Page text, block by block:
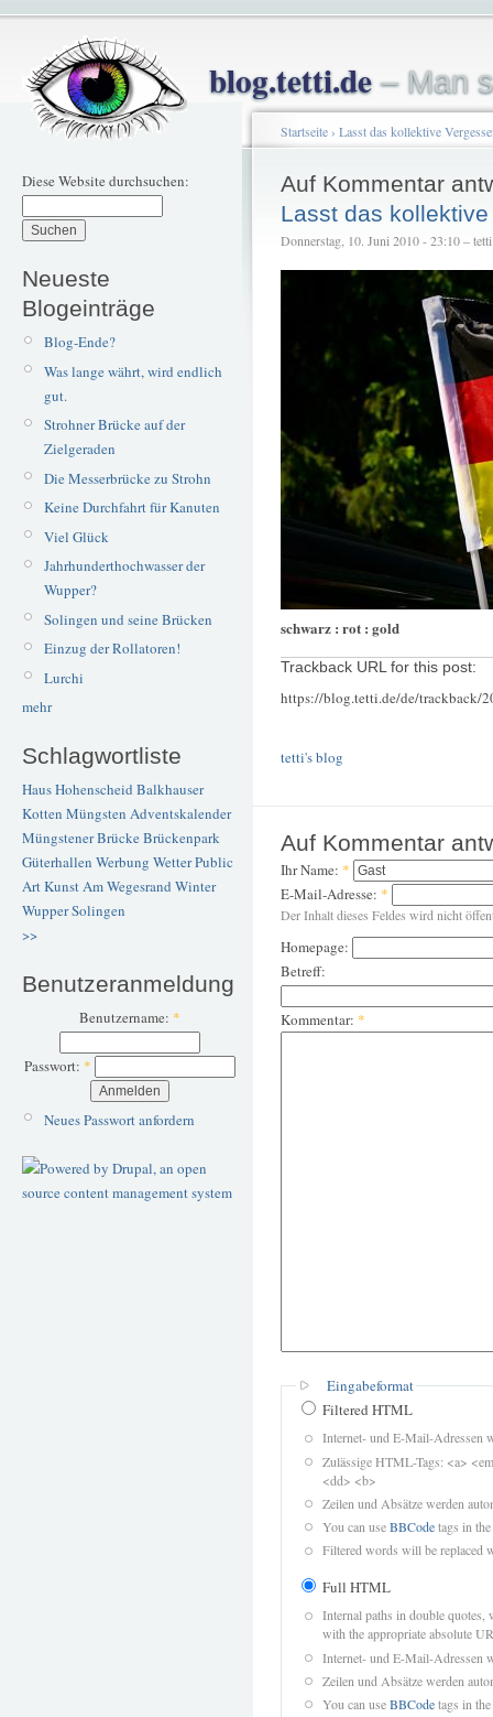
blog.tetti.de– Man
Diese Website durchsuchen:
Neueste
Blogeinträge
Blog-Ende?
Was lange währt, wird endlich
gut.
Strohner Brücke auf der
Zielgeraden
Die Messerbrücke zu Strohn
Keine Durchfahrt für Kanuten
Viel Glück
Jahrhunderthochwasser der
Wupper?
Solingen und seine Brücken
Einzug der Rollatoren!
Lurchi
mehr
Schlagwortliste
Haus Hohenscheid Balkhauser
Kotten Müngsten Adventskalender
Müngstener BrückeBrückenpark
Güterhallen Werbung WetterPublic
ArtKunstAm Wegesrand Winter
WupperSolingen
>>
Benutzeranmeldung
Benutzername: *
Passwort: *
Neues Passwort anfordern
Startseite› Lasst das kollektive
Auf Kommentar
Lasst das
Donnerstag, 10. Juni 2010 - 23:10 – tetti
schwarz : rot : gold
Trackback URL for this post:
https://blog.tetti.de/de/trackback/
tetti's blog
Auf Kommentar
Ihr Name: *
E-Mail-Adresse: *
Der Inhalt dieses Feldes wird nicht
Homepage:
Betreff:
Kommentar: *
Eingabeformat
Filtered HTML
Internet- und E-Mail-Adressen
Zulässige HTML-Tags: <a>
<dd> <b>
Zeilen und Absätze werden
You can useBBCodetags in
Filtered words will be replaced
Full HTML
Internal paths in double quotes,
with the appropriate absolute
Internet- und E-Mail-Adressen
Zeilen und Absätze werden
You can useBBCodetags in